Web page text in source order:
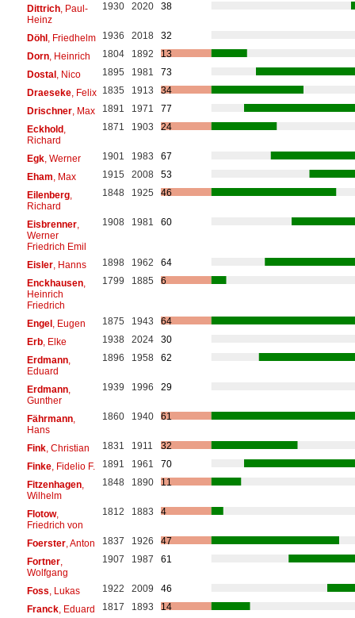
Dittrich, Paul-
Heinz
1930 2020 38
Döhl, Friedhelm 1936 2018
32
Dorn, Heinrich 1804 1892
13
Dostal, Nico 1895 1981
73
Draeseke, Felix 1835 1913
34
Drischner, Max 1891 1971
77
Eckhold,
Richard
1871 1903 24
Egk, Werner 1901 1983
67
Eham , Max 1915 2008
53
Eilenberg,
Richard
1848 1925 46
Eisbrenner,
Werner
Friedrich Emil
1908 1981 60
Eisler, Hanns 1898 1962
64
Enckhausen,
Heinrich
Friedrich
1799 1885 6
Engel, Eugen 1875 1943
64
Erb, Elke 1938 2024
30
Erdmann,
Eduard
1896 1958 62
Erdmann,
Gunther
1939 1996 29
Fährmann,
Hans
1860 1940 61
Fink, Christian 1831 1911
32
Finke, Fidelio F. 1891 1961
70
Fitzenhagen,
Wilhelm
1848 1890 11
Flotow,
Friedrich von
1812 1883 4
Foerster, Anton 1837 1926
47
Fortner,
Wolfgang
1907 1987 61
Foss , Lukas 1922 2009
46
Franck, Eduard 1817 1893 14